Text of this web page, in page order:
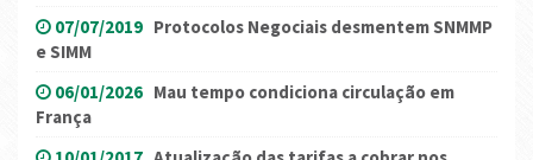
07/07/2019 Protocolos Negociais desmentem SNMMP
e SIMM
06/01/2026 Mau tempo condiciona circulação em
França